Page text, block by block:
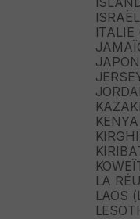
ITALIE
LA
LAOS